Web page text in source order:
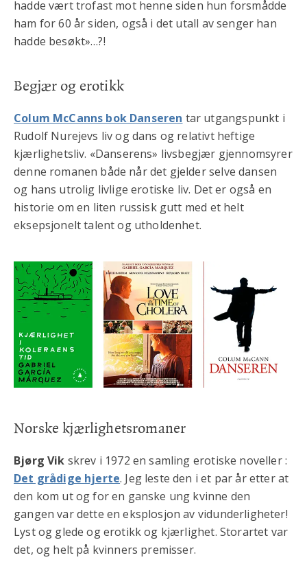
hadde vært trofast mot henne siden hun forsmådde
ham for 60 år siden, også i det utall av senger han
hadde besøkt»…?!
Begjær og erotikk
Colum McCanns bok Danseren tar utgangspunkt i
Rudolf Nurejevs liv og dans og relativt heftige
kjærlighetsliv. «Danserens» livsbegjær gjennomsyrer
denne romanen både når det gjelder selve dansen
og hans utrolig livlige erotiske liv. Det er også en
historie om en liten russisk gutt med et helt
eksepsjonelt talent og utholdenhet.
Norske kjærlighetsromaner
Bjørg Vik skrev i 1972 en samling erotiske noveller :
Det grådige hjerte. Jeg leste den i et par år etter at
den kom ut og for en ganske ung kvinne den
gangen var dette en eksplosjon av vidunderligheter!
Lyst og glede og erotikk og kjærlighet. Storartet var
det, og helt på kvinners premisser.